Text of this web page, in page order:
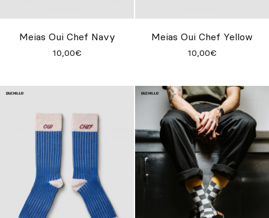
Inspire-se
DE
Meias Oui Chef Navy
10,00€
Meias Oui Chef Yellow
10,00€